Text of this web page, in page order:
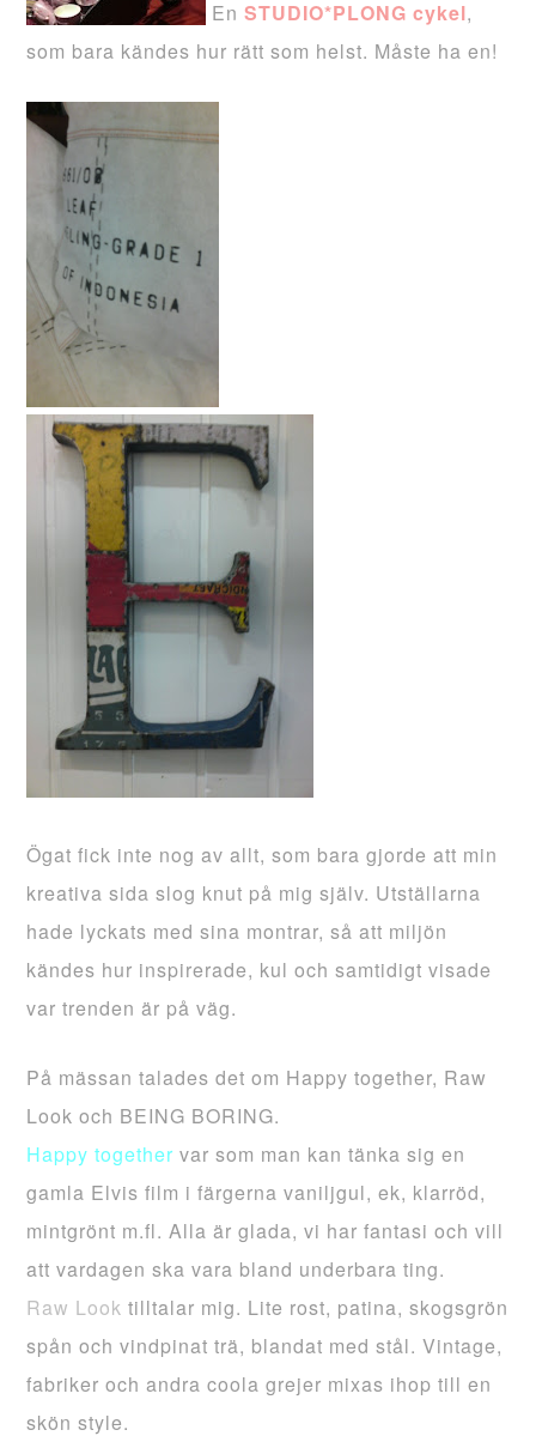
EnSTUDIO*PLONG cykel,
som bara kändes hur rätt som helst. Måste ha en!
Ögat fick inte nog av allt, som bara gjorde att min
kreativa sida slog knut på mig själv. Utställarna
hade lyckats med sina montrar, så att miljön
kändes hur inspirerade, kul och samtidigt visade
var trenden är på väg.
På mässan talades det om Happy together, Raw
Look och BEING BORING.
Happy together var som man kan tänka sig en
gamla Elvis film i färgernavaniljgul, ek, klarröd,
mintgrönt m.fl. Alla är glada, vi har fantasi och vill
att vardagen ska vara bland underbara ting.
Raw Look tilltalar mig. Lite rost, patina, skogsgrön
spånoch vindpinat trä, blandat med stål. Vintage,
fabriker och andracoola grejer mixas ihop till en
skönstyle.